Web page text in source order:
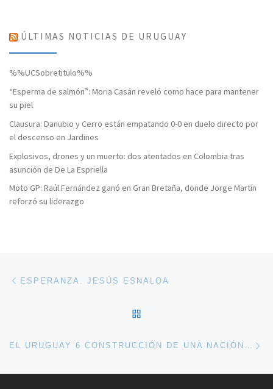
ÚLTIMAS NOTICIAS DE URUGUAY
%%UCSobretitulo%%
“Esperma de salmón”: Moria Casán reveló como hace para mantener
su piel
Clausura: Danubio y Cerro están empatando 0-0 en duelo directo por
el descenso en Jardines
Explosivos, drones y un muerto: dos atentados en Colombia tras
asunción de De La Espriella
Moto GP: Raúl Fernández ganó en Gran Bretaña, donde Jorge Martín
reforzó su liderazgo
Navegación de entradas
ESPERANZA. JESÚS ESNALOA
EL URUGUAY 6 CONSTRUCCIÓN DE UNA NACIÓN INDEPENDIENTE (1830-1865)